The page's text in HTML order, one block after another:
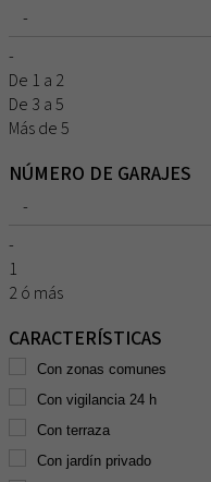
-
-
De 1 a 2
De 3 a 5
Más de 5
NÚMERO DE GARAJES
-
-
1
2 ó más
CARACTERÍSTICAS
Con zonas comunes
Con vigilancia 24 h
Con terraza
Con jardín privado